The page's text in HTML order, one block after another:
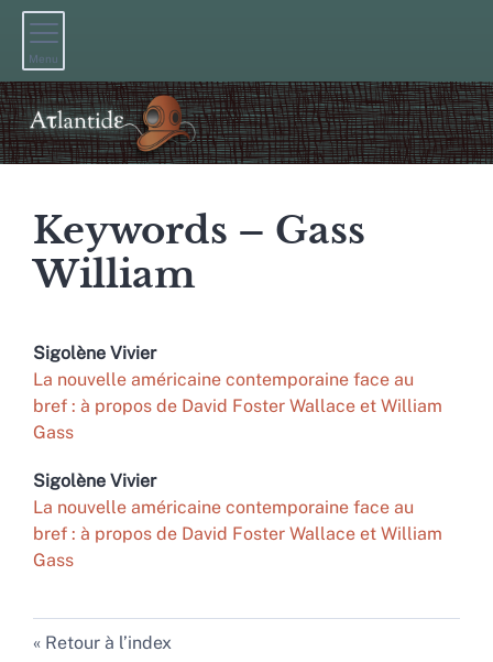
Menu
Keywords – Gass
William
Sigolène Vivier
La nouvelle américaine contemporaine face au
bref : à propos de David Foster Wallace et William
Gass
Sigolène Vivier
La nouvelle américaine contemporaine face au
bref : à propos de David Foster Wallace et William
Gass
Retour à l’index